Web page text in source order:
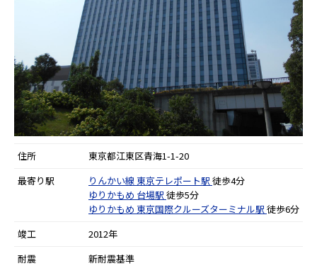
住所
東京都江東区青海1-1-20
最寄り駅
りんかい線 東京テレポート駅 徒歩4分
ゆりかもめ 台場駅 徒歩5分
ゆりかもめ 東京国際クルーズターミナル駅 徒歩6分
竣工
2012年
耐震
新耐震基準